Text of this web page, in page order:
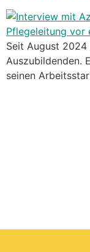
Seit August 2024
Auszubildenden.
seinen